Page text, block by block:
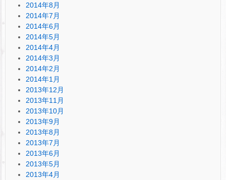
2014年8月
2014年7月
2014年6月
2014年5月
2014年4月
2014年3月
2014年2月
2014年1月
2013年12月
2013年11月
2013年10月
2013年9月
2013年8月
2013年7月
2013年6月
2013年5月
2013年4月